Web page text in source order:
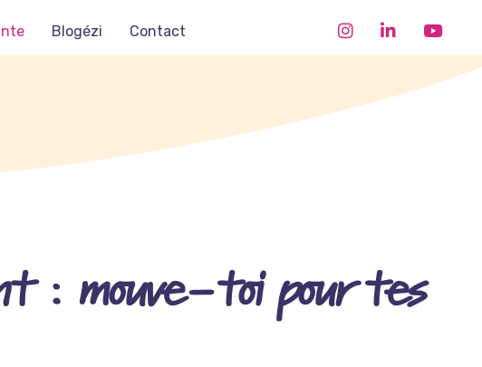
Blogézi Contact
: mouve-toi pour tes